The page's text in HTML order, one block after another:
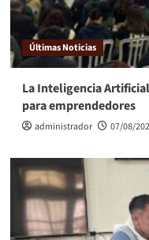
Últimas Noticias
La Inteligencia
para emprendedores
administrador 07/08/